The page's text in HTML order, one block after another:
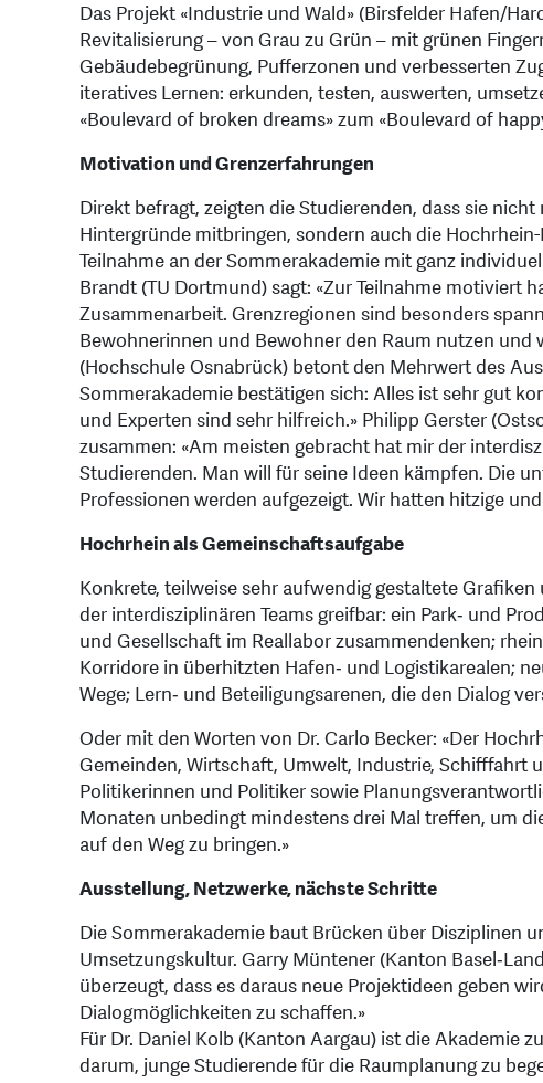
Das Projekt «Industrie und Wald» (Birsfelder Hafen/
Revitalisierung – von Grau zu Grün – mit grünen
Gebäudebegrünung, Pufferzonen und verbesserten
iteratives Lernen: erkunden, testen, auswerten,
«Boulevard of broken dreams» zum «Boulevard of
Motivation und Grenzerfahrungen
Direkt befragt, zeigten die Studierenden, dass sie
Hintergründe mitbringen, sondern auch die
Teilnahme an der Sommerakademie mit ganz
Brandt (TU Dortmund) sagt: «Zur Teilnahme motiviert
Zusammenarbeit. Grenzregionen sind besonders
Bewohnerinnen und Bewohner den Raum nutzen und
(Hochschule Osnabrück) betont den Mehrwert des
Sommerakademie bestätigen sich: Alles ist sehr gut
und Experten sind sehr hilfreich.» Philipp Gerster
zusammen: «Am meisten gebracht hat mir der
Studierenden. Man will für seine Ideen kämpfen. Die
Professionen werden aufgezeigt. Wir hatten hitzige
Hochrhein als Gemeinschaftsaufgabe
Konkrete, teilweise sehr aufwendig gestaltete
der interdisziplinären Teams greifbar: ein Park‑ und
und Gesellschaft im Reallabor zusammendenken;
Korridore in überhitzten Hafen‑ und Logistikarealen;
Wege; Lern‑ und Beteiligungsarenen, die den Dialog
Oder mit den Worten von Dr. Carlo Becker: «Der
Gemeinden, Wirtschaft, Umwelt, Industrie, Schifffahrt
Politikerinnen und Politiker sowie
Monaten unbedingt mindestens drei Mal treffen, um
auf den Weg zu bringen.»
Ausstellung, Netzwerke, nächste Schritte
Die Sommerakademie baut Brücken über Disziplinen
Umsetzungskultur. Garry Müntener (Kanton
überzeugt, dass es daraus neue Projektideen geben
Dialogmöglichkeiten zu schaffen.»
Für Dr. Daniel Kolb (Kanton Aargau) ist die Akademie
darum, junge Studierende für die Raumplanung zu